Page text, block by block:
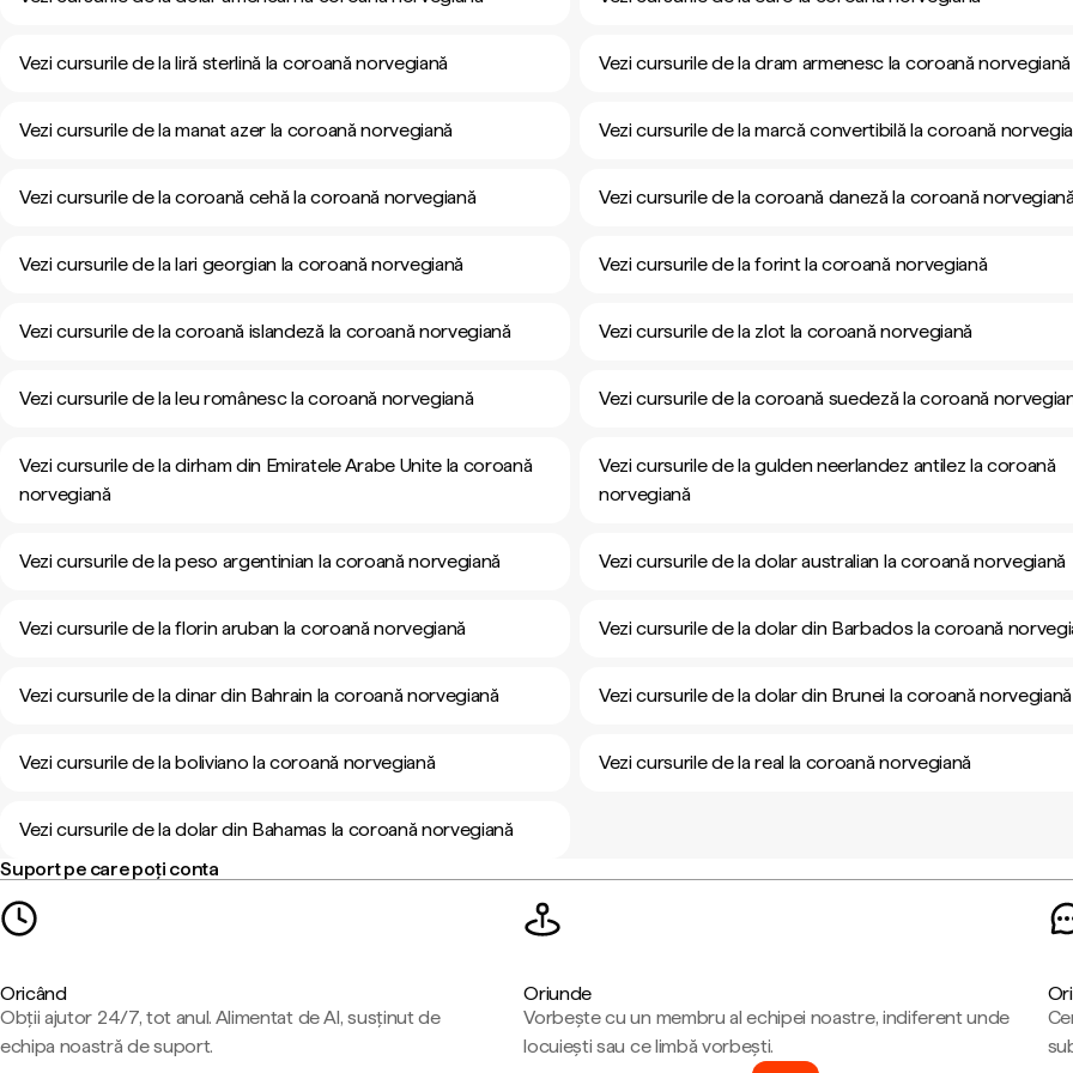
Vezi cursurile de la liră sterlină la coroană norvegiană Vezi cursurile de la dram armenesc la coroană norvegiană
Vezi cursurile de la manat azer la coroană norvegiană Vezi cursurile de la marcă convertibilă la coroană
Vezi cursurile de la coroană cehă la coroană norvegiană Vezi cursurile de la coroană daneză la coroană
Vezi cursurile de la lari georgian la coroană norvegiană Vezi cursurile de la forint la coroană norvegiană
Vezi cursurile de la coroană islandeză la coroană norvegiană Vezi cursurile de la zlot la coroană norvegiană
Vezi cursurile de la leu românesc la coroană norvegiană Vezi cursurile de la coroană suedeză la coroană
Vezi cursurile de la dirham din Emiratele Arabe Unite la coroană
norvegiană
Vezi cursurile de la gulden neerlandez antilez la coroană
norvegiană
Vezi cursurile de la peso argentinian la coroană norvegiană Vezi cursurile de la dolar australian la coroană norvegiană
Vezi cursurile de la florin aruban la coroană norvegiană Vezi cursurile de la dolar din Barbados la coroană
Vezi cursurile de la dinar din Bahrain la coroană norvegiană Vezi cursurile de la dolar din Brunei la coroană norvegiană
Vezi cursurile de la boliviano la coroană norvegiană Vezi cursurile de la real la coroană norvegiană
Vezi cursurile de la dolar din Bahamas la coroană norvegiană
Suport pe care poți conta
Oricând
Obții ajutor 24/7, tot anul. Alimentat de AI, susținut de
echipa noastră de suport.
Oriunde
Vorbește cu un membru al echipei noastre, indiferent unde
locuiești sau ce limbă vorbești.